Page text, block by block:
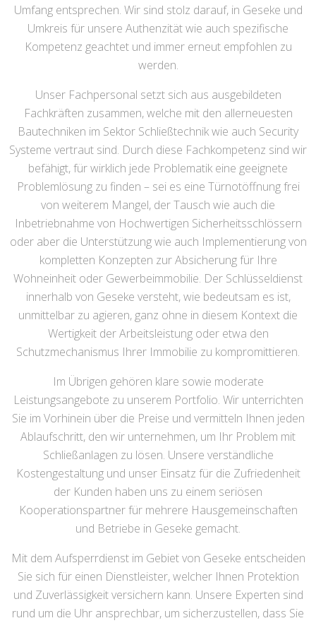
Umfang entsprechen. Wir sind stolz darauf, in Geseke und
Umkreis für unsere Authenzität wie auch spezifische
Kompetenz geachtet und immer erneut empfohlen zu
werden.
Unser Fachpersonal setzt sich aus ausgebildeten
Fachkräften zusammen, welche mit den allerneuesten
Bautechniken im Sektor Schließtechnik wie auch Security
Systeme vertraut sind. Durch diese Fachkompetenz sind wir
befähigt, für wirklich jede Problematik eine geeignete
Problemlösung zu finden – sei es eine Türnotöffnung frei
von weiterem Mangel, der Tausch wie auch die
Inbetriebnahme von Hochwertigen Sicherheitsschlössern
oder aber die Unterstützung wie auch Implementierung von
kompletten Konzepten zur Absicherung für Ihre
Wohneinheit oder Gewerbeimmobilie. Der Schlüsseldienst
innerhalb von Geseke versteht, wie bedeutsam es ist,
unmittelbar zu agieren, ganz ohne in diesem Kontext die
Wertigkeit der Arbeitsleistung oder etwa den
Schutzmechanismus Ihrer Immobilie zu kompromittieren.
Im Übrigen gehören klare sowie moderate
Leistungsangebote zu unserem Portfolio. Wir unterrichten
Sie im Vorhinein über die Preise und vermitteln Ihnen jeden
Ablaufschritt, den wir unternehmen, um Ihr Problem mit
Schließanlagen zu lösen. Unsere verständliche
Kostengestaltung und unser Einsatz für die Zufriedenheit
der Kunden haben uns zu einem seriösen
Kooperationspartner für mehrere Hausgemeinschaften
und Betriebe in Geseke gemacht.
Mit dem Aufsperrdienst im Gebiet von Geseke entscheiden
Sie sich für einen Dienstleister, welcher Ihnen Protektion
und Zuverlässigkeit versichern kann. Unsere Experten sind
rund um die Uhr ansprechbar, um sicherzustellen, dass Sie